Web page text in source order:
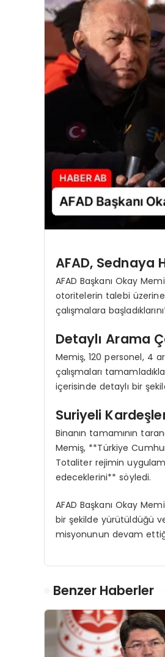
AFAD, Sednaya
AFAD Başkanı Okay
otoritelerin talebi
çalışmalara
Detaylı Arama
Memiş, 120 personel, 4
çalışmaları
içerisinde detaylı bir
Suriyeli
Binanın tamamının
Memiş, **Türkiye
Totaliter rejimin
edeceklerini** söyledi.
AFAD Başkanı Okay
bir şekilde yürütüldüğü
misyonunun devam
Benzer Haberler